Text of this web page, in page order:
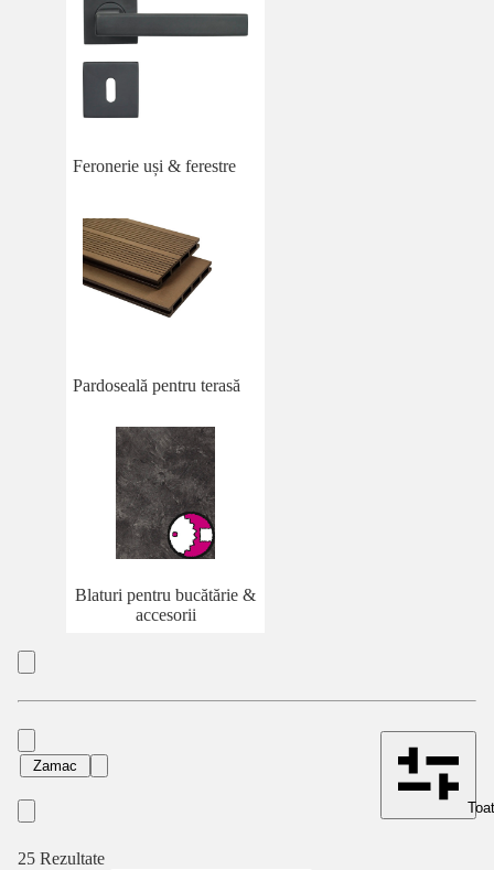
Feronerie uși & ferestre
Pardoseală pentru terasă
Blaturi pentru bucătărie &
accesorii
Zamac
25 Rezultate